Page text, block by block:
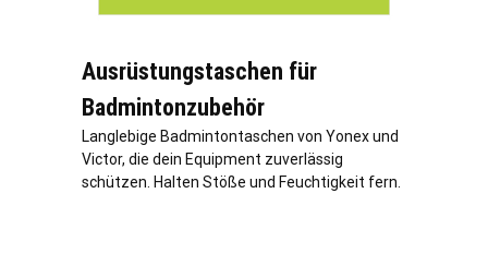
Ausrüstungstaschen für
Badmintonzubehör
Langlebige Badmintontaschen von Yonex und
Victor, die dein Equipment zuverlässig
schützen. Halten Stöße und Feuchtigkeit fern.